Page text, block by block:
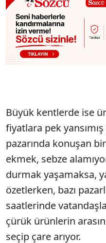
Büyük kentlerde ise
fiyatlara pek
pazarında konuşan
ekmek, sebze
durmak yaşamaksa,
özetlerken, bazı
saatlerinde
çürük ürünlerin
seçip çare arıyor.